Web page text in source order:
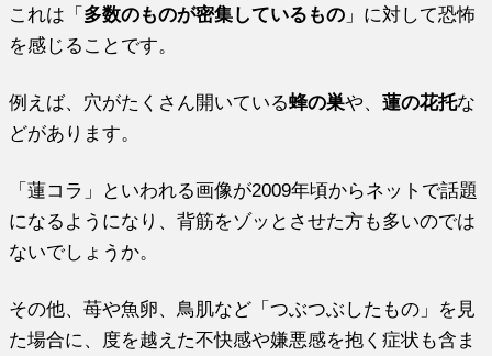
これは「 多数のものが密集しているもの 」に対して恐怖
を感じることです。
例えば、穴がたくさん開いている蜂の巣や、蓮の花托な
どがあります。
「蓮コラ」といわれる画像が2009年頃からネットで話題
になるようになり、背筋をゾッとさせた方も多いのでは
ないでしょうか。
その他、苺や魚卵、鳥肌など「つぶつぶしたもの」を見
た場合に、度を越えた不快感や嫌悪感を抱く症状も含ま